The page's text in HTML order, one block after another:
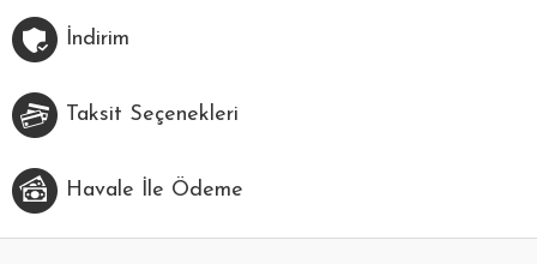
İndirim
Taksit Seçenekleri
Havale İle Ödeme